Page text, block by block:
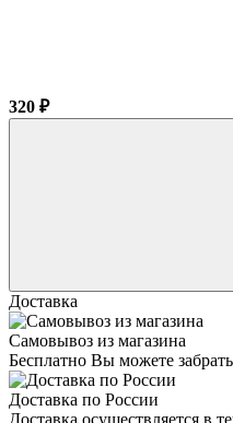
320 ₽
Доставка
Самовывоз из магазина
Бесплатно Вы можете
Доставка по России
Доставка осуществляется в